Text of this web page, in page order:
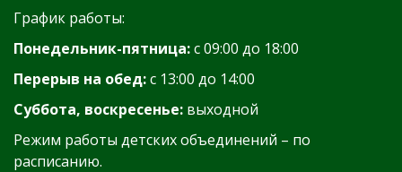
График работы:
Понедельник-пятница:с 09:00 до 18:00
Перерыв на обед:с 13:00 до 14:00
Суббота, воскресенье: выходной
Режим работы детских объединений – по
расписанию.